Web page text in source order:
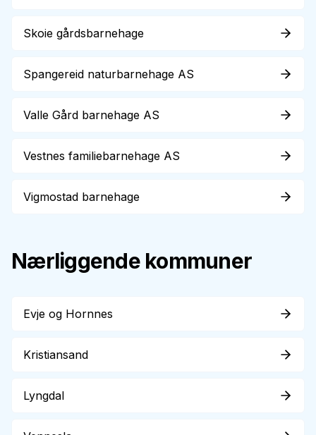
Skoie gårdsbarnehage
Spangereid naturbarnehage AS
Valle Gård barnehage AS
Vestnes familiebarnehage AS
Vigmostad barnehage
Nærliggende kommuner
Evje og Hornnes
Kristiansand
Lyngdal